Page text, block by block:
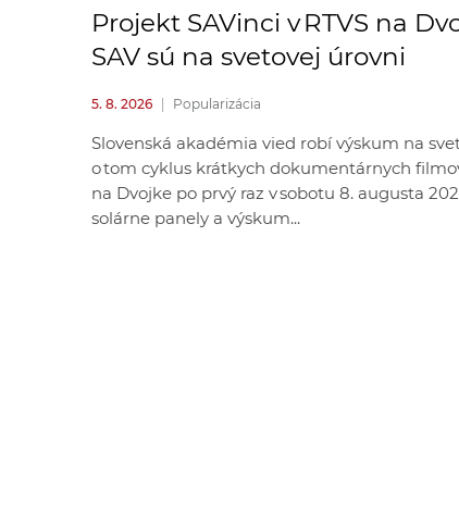
Projekt SAVinci v RTVS na
SAV sú na svetovej úrovni
5. 8. 2026 Popularizácia
Slovenská akadémia vied robí výskum na
o tom cyklus krátkych dokumentárnych
na Dvojke po prvý raz v sobotu 8. augusta
solárne panely a výskum...